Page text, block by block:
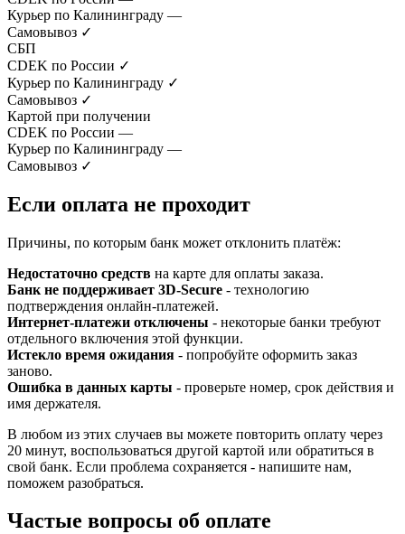
Курьер по Калининграду —
Самовывоз ✓
СБП
CDEK по России ✓
Курьер по Калининграду ✓
Самовывоз ✓
Картой при получении
CDEK по России —
Курьер по Калининграду —
Самовывоз ✓
Если оплата не проходит
Причины, по которым банк может отклонить платёж:
Недостаточно средств на карте для оплаты заказа.
Банк не поддерживает 3D-Secure - технологию
подтверждения онлайн-платежей.
Интернет-платежи отключены - некоторые банки требуют
отдельного включения этой функции.
Истекло время ожидания - попробуйте оформить заказ
заново.
Ошибка в данных карты - проверьте номер, срок действия и
имя держателя.
В любом из этих случаев вы можете повторить оплату через
20 минут, воспользоваться другой картой или обратиться в
свой банк. Если проблема сохраняется - напишите нам,
поможем разобраться.
Частые вопросы об оплате